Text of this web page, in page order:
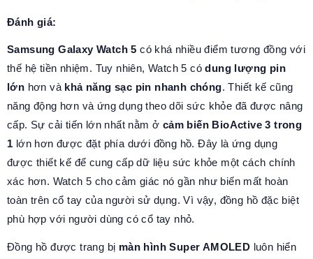
Đánh giá:
Samsung Galaxy Watch 5 có khá nhiều điểm tương đồng với
thế hệ tiền nhiệm. Tuy nhiên, Watch 5 códung lượng pin
lớn hơn và khả năng sạc pin nhanh chóng. Thiết kế cũng
năng động hơn và ứng dụng theo dõi sức khỏe đã được nâng
cấp. Sự cải tiến lớn nhất nằm ở cảm biến BioActive 3 trong
1 lớn hơn được đặt phía dưới đồng hồ. Đây là ứng dụng
được thiết kế để cung cấp dữ liệu sức khỏe một cách chính
xác hơn. Watch 5 cho cảm giác nó gần như biến mất hoàn
toàn trên cổ tay của người sử dụng. Vì vậy, đồng hồ đặc biệt
phù hợp với người dùng có cổ tay nhỏ.
Đồng hồ được trang bị màn hình Super AMOLED luôn hiển